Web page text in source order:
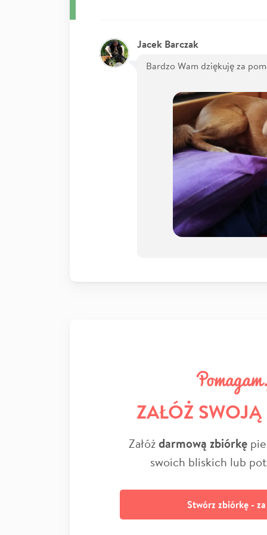
Jacek Barczak
Bardzo Wam dziękuję za
ZAŁÓŻ
Załóżdarmową zbiórkę
swoich bliskich lub
Stwórz zbiórkę -